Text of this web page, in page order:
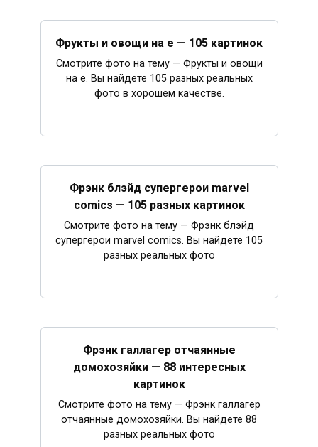
Фрукты и овощи на е — 105 картинок
Смотрите фото на тему — Фрукты и овощи
на е. Вы найдете 105 разных реальных
фото в хорошем качестве.
Фрэнк блэйд супергерои marvel
comics — 105 разных картинок
Смотрите фото на тему — Фрэнк блэйд
супергерои marvel comics. Вы найдете 105
разных реальных фото
Фрэнк галлагер отчаянные
домохозяйки — 88 интересных
картинок
Смотрите фото на тему — Фрэнк галлагер
отчаянные домохозяйки. Вы найдете 88
разных реальных фото